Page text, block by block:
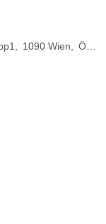
1090 Wien
Österreich